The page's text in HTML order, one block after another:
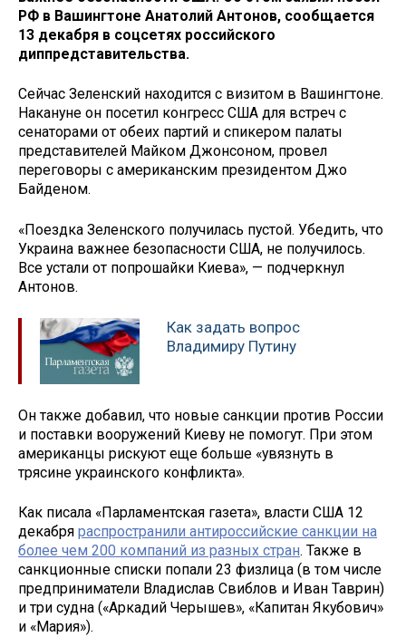
РФ в Вашингтоне Анатолий Антонов, сообщается
13 декабря в соцсетях российского
диппредставительства.
Сейчас Зеленский находится с визитом в Вашингтоне.
Накануне он посетил конгресс США для встреч с
сенаторами от обеих партий и спикером палаты
представителей Майком Джонсоном, провел
переговоры с американским президентом Джо
Байденом.
«Поездка Зеленского получилась пустой. Убедить, что
Украина важнее безопасности США, не получилось.
Все устали от попрошайки Киева», — подчеркнул
Антонов.
Как задать вопрос
Владимиру Путину
Он также добавил, что новые санкции против России
и поставки вооружений Киеву не помогут. При этом
американцы рискуют еще больше «увязнуть в
трясине украинского конфликта».
Как писала «Парламентская газета», власти США 12
декабря распространили антироссийские санкции на
более чем 200 компаний из разных стран. Также в
санкционные списки попали 23 физлица (в том числе
предприниматели Владислав Свиблов и Иван Таврин)
и три судна («Аркадий Черышев», «Капитан Якубович»
и «Мария»).